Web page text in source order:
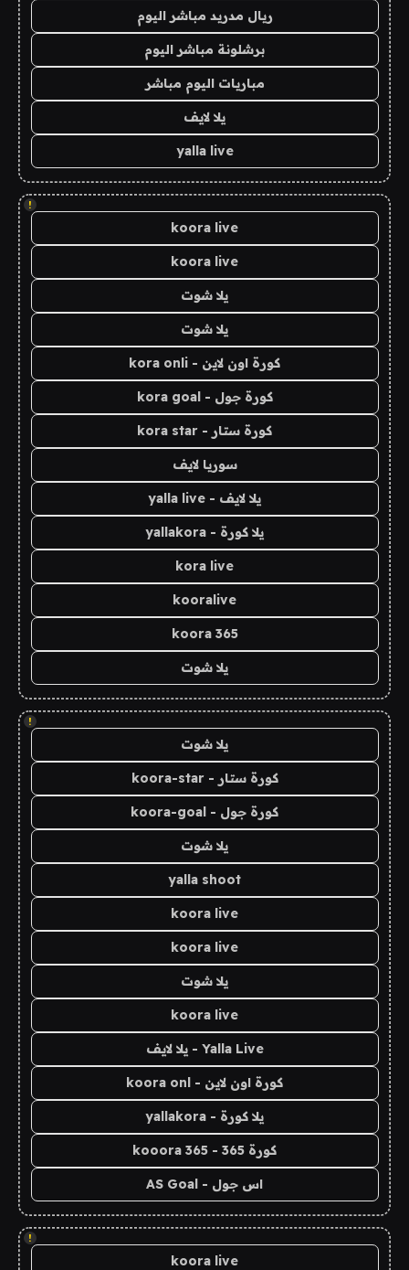
ريال مدريد مباشر اليوم
برشلونة مباشر اليوم
مباريات اليوم مباشر
يلا لايف
yalla live
!
koora live
koora live
يلا شوت
يلا شوت
كورة اون لاين - kora onli
كورة جول - kora goal
كورة ستار - kora star
سوريا لايف
يلا لايف - yalla live
يلا كورة - yallakora
kora live
kooralive
koora 365
يلا شوت
!
يلا شوت
كورة ستار - koora-star
كورة جول - koora-goal
يلا شوت
yalla shoot
koora live
koora live
يلا شوت
koora live
Yalla Live - يلا لايف
كورة اون لاين - koora onl
يلا كورة - yallakora
كورة 365 - kooora 365
اس جول - AS Goal
!
koora live